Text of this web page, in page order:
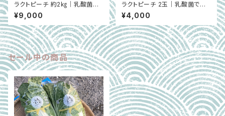
ラクトピーチ 約2㎏｜乳酸菌で
育てた特別な桃｜和歌山県紀の
川市桃山町 ※7月
¥9,000
ラクトピーチ 2玉｜乳酸菌で育
てた特別な桃｜和歌山県紀の川
市桃山町 ※7月
¥4,000
セール中の商品